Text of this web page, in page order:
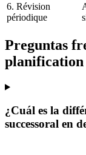
6. Révision
périodique
Preguntas
planification
¿Cuál es la
successoral en